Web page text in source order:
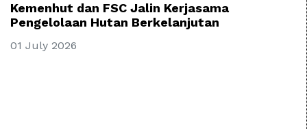
Kemenhut dan FSC Jalin Kerjasama
Pengelolaan Hutan Berkelanjutan
01 July 2026